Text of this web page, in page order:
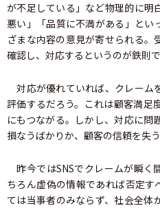
が不足している」など物理的に明
悪い」「品質に不満がある」とい
ざまな内容の意見が寄せられる。
確認し、対応するというのが鉄則で
対応が優れていれば、クレーム
評価するだろう。これは顧客満足
にもつながる。しかし、対応に問
損なうばかりか、顧客の信頼を失
昨今ではSNSでクレームが瞬く
ちろん虚偽の情報であれば否定す
ては当事者のみならず、社会全体